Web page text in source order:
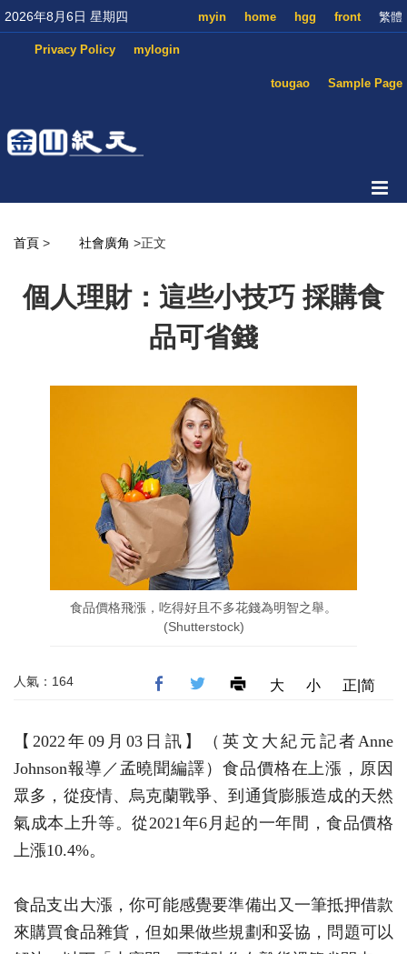
2026年8月6日 星期四 繁體
front
hgg
home
myin
mylogin
Privacy Policy
Sample Page
tougao
首頁 > 社會廣角 >正文
個人理財：這些小技巧 採購食
品可省錢
食品價格飛漲，吃得好且不多花錢為明智之舉。
(Shutterstock)
人氣：164 大 小 正|简
【2022年09月03日訊】（英文大紀元記者Anne
Johnson報導／孟曉聞編譯）食品價格在上漲，原因
眾多，從疫情、烏克蘭戰爭、到通貨膨脹造成的天然
氣成本上升等。從2021年6月起的一年間，食品價格
上漲10.4%。
食品支出大漲，你可能感覺要準備出又一筆抵押借款
來購買食品雜貨，但如果做些規劃和妥協，問題可以